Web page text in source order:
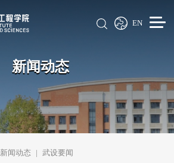
EN
新闻动态
新闻动态 武设要闻